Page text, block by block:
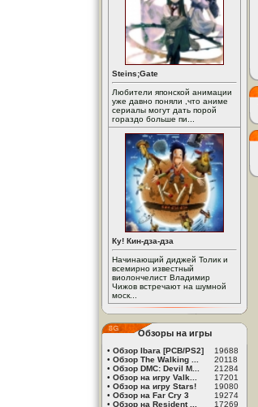
Steins;Gate
Любители японской анимации
уже давно поняли ,что аниме
сериалы могут дать порой
гораздо больше пи...
Ку! Кин-дза-дза
Начинающий диджей Толик и
всемирно известный
виолончелист Владимир
Чижов встречают на шумной
моск...
Обзоры на игры
• Обзор Ibara [PCB/PS2]
19688
• Обзор The Walking ...
20118
• Обзор DMC: Devil M...
21284
• Обзор на игру Valk...
17201
• Обзор на игру Stars!
19080
• Обзор на Far Cry 3
19274
• Обзор на Resident ... 17269